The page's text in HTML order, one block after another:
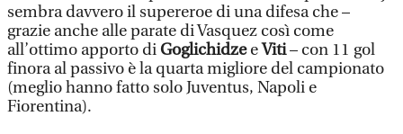
sembra davvero il supereroe di una difesa che –
grazie anche alle parate di Vasquez così come
all’ottimo apporto diGoglichidzeeViti– con 11 gol
finora al passivo è la quarta migliore del campionato
(meglio hanno fatto solo Juventus, Napoli e
Fiorentina).